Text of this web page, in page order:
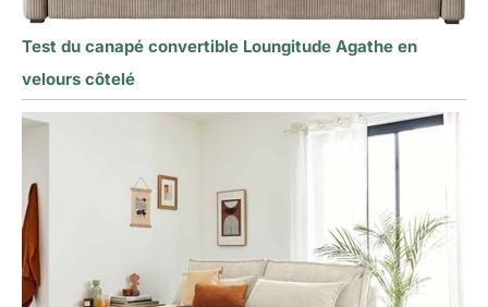
Test du canapé convertible Loungitude Agathe en
velours côtelé